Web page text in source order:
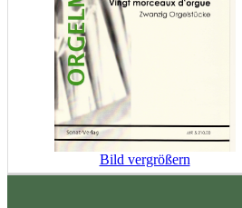
Bild vergrößern